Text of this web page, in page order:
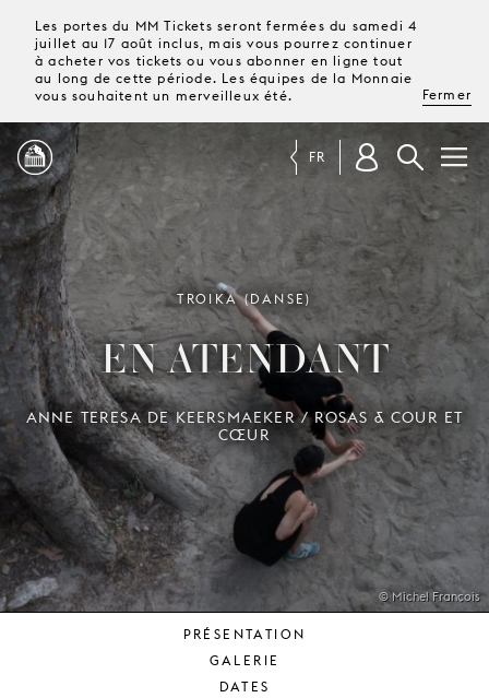
Les portes du MM Tickets seront fermées du samedi 4
juillet au 17 août inclus, mais vous pourrez continuer
à acheter vos tickets ou vous abonner en ligne tout
au long de cette période. Les équipes de la Monnaie
vous souhaitent un merveilleux été.
Fermer
PROGRAMME
MAGAZINE
TICKETS &
ABONNEMENTS
VOTRE
VISITE
JEUNE
PUBLIC
LA
MONNAIE
SOUTENIR
FR
© Michel François
TROIKA (DANSE)
EN ATENDANT
ANNE TERESA DE KEERSMAEKER / ROSAS & COUR ET
CŒUR
PRÉSENTATION
GALERIE
DATES